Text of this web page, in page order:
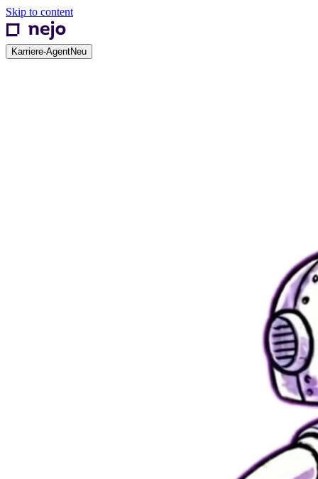
Skip to content
Karriere-AgentNeu